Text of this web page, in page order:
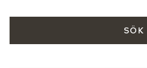
SÖK